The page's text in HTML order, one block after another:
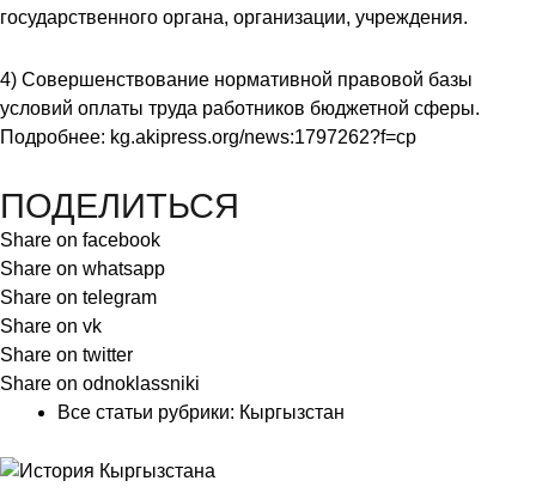
государственного органа, организации, учреждения.
4) Совершенствование нормативной правовой базы
условий оплаты труда работников бюджетной сферы.
Подробнее: kg.akipress.org/news:1797262?f=cp
ПОДЕЛИТЬСЯ
Share on facebook
Share on whatsapp
Share on telegram
Share on vk
Share on twitter
Share on odnoklassniki
Все статьи рубрики: Кыргызстан